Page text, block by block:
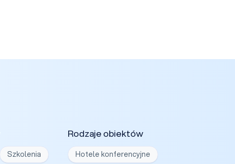
Szkolenia
Rodzaje obiektów
Hotele konferencyjne